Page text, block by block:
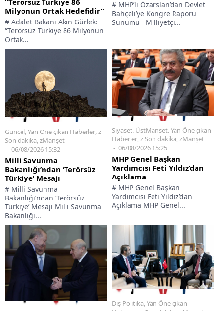
“Terörsüz Türkiye 86
Milyonun Ortak Hedefidir”
# Adalet Bakanı Akın Gürlek:
“Terörsüz Türkiye 86 Milyonun
Ortak...
# MHP’li Özarslan’dan Devlet
Bahçeli’ye Kongre Raporu
Sunumu Milliyetçi...
Güncel Yan Öne çıkan Haberler z
Son dakika zManşet
06/08/2026 15:32
Milli Savunma
Bakanlığı’ndan ‘Terörsüz
Türkiye’ Mesajı
# Milli Savunma
Bakanlığı’ndan ‘Terörsüz
Türkiye’ Mesajı Milli Savunma
Bakanlığı...
Siyaset, ÜstManset,Yan Öne çıkan
Haberler,z Son dakika,zManşet
06/08/2026 15:25
MHP Genel Başkan
Yardımcısı Feti Yıldız’dan
Açıklama
# MHP Genel Başkan
Yardımcısı Feti Yıldız’dan
Açıklama MHP Genel...
Dış Politika,Yan Öne çıkan